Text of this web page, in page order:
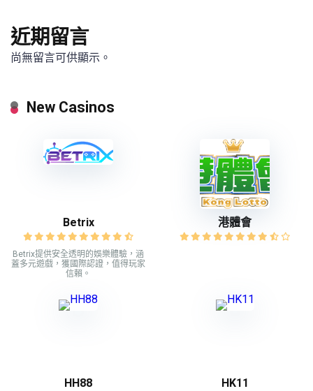
近期留言
尚無留言可供顯示。
New Casinos
Betrix
Betrix提供安全透明的娛樂體驗，涵
蓋多元遊戲，獲國際認證，值得玩家
信賴。
港體會
HH88 HK11